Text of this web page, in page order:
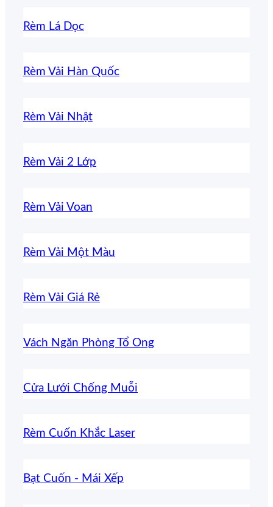
Rèm Lá Dọc
Rèm Vải Hàn Quốc
Rèm Vải Nhật
Rèm Vải 2 Lớp
Rèm Vải Voan
Rèm Vải Một Màu
Rèm Vải Giá Rẻ
Vách Ngăn Phòng Tổ Ong
Cửa Lưới Chống Muỗi
Rèm Cuốn Khắc Laser
Bạt Cuốn - Mái Xếp